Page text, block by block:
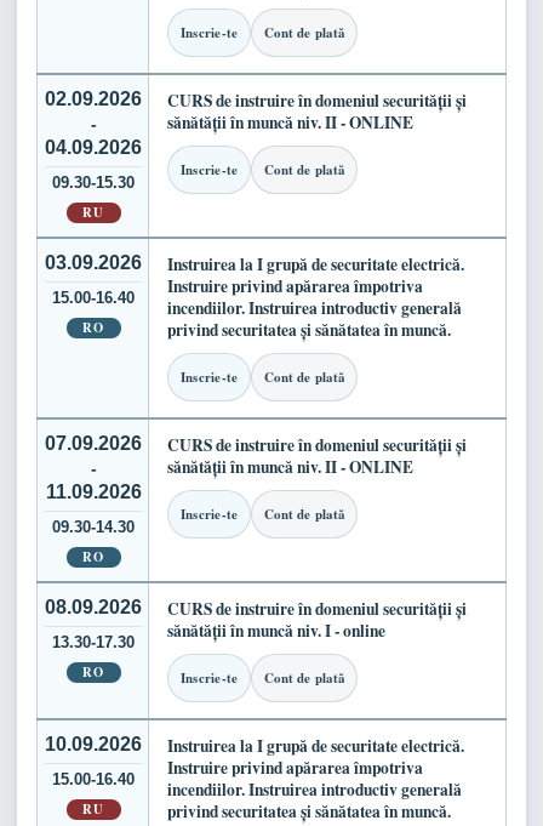
Inscrie-te Cont de plată
02.09.2026
-
04.09.2026
09.30-15.30
RU
CURS de instruire în domeniul securității și
sănătății în muncă niv. II - ONLINE
Inscrie-te Cont de plată
03.09.2026
15.00-16.40
RO
Instruirea la I grupă de securitate electrică.
Instruire privind apărarea împotriva
incendiilor. Instruirea introductiv generală
privind securitatea și sănătatea în muncă.
Inscrie-te Cont de plată
07.09.2026
-
11.09.2026
09.30-14.30
RO
CURS de instruire în domeniul securității și
sănătății în muncă niv. II - ONLINE
Inscrie-te Cont de plată
08.09.2026
13.30-17.30
RO
CURS de instruire în domeniul securității și
sănătății în muncă niv. I - online
Inscrie-te Cont de plată
10.09.2026
15.00-16.40
RU
Instruirea la I grupă de securitate electrică.
Instruire privind apărarea împotriva
incendiilor. Instruirea introductiv generală
privind securitatea și sănătatea în muncă.